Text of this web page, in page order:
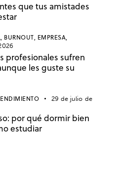
que tus amistades
BURNOUT, EMPRESA,
profesionales sufren
les guste su
29 de julio de
por qué dormir bien
estudiar